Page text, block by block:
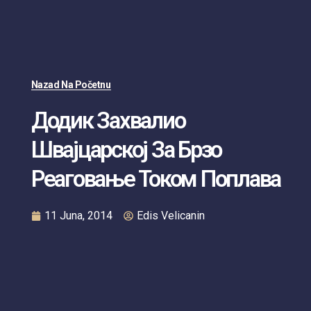
Nazad Na Početnu
Додик Захвалио
Швајцарској За Брзо
Реаговање Током Поплава
11 Juna, 2014 Edis Velicanin